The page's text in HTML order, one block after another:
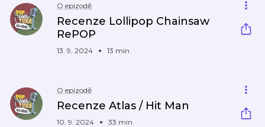
O epizodě
Recenze Lollipop Chainsaw
RePOP
13. 9. 2024 13 min
O epizodě
Recenze Atlas / Hit Man
10. 9. 2024 33 min